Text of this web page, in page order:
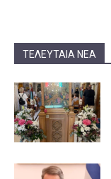
ΤΕΛΕΥΤΑΊΑ ΝΈΑ